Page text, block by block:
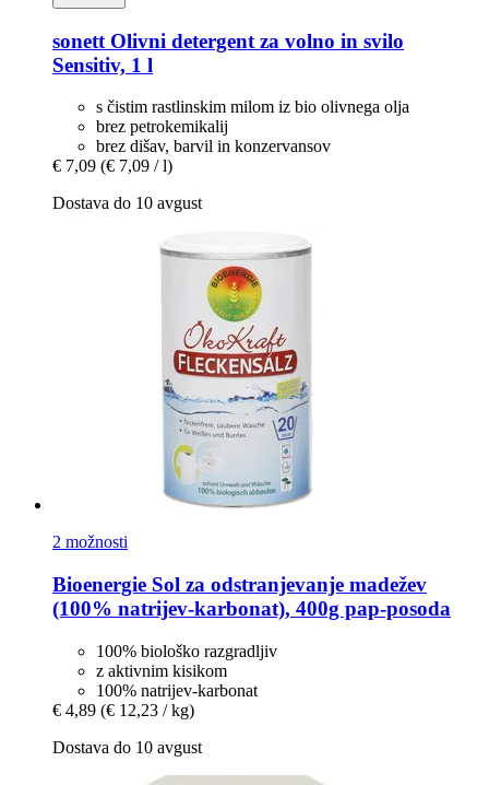
sonett Olivni detergent za volno in svilo
Sensitiv, 1 l
s čistim rastlinskim milom iz bio olivnega olja
brez petrokemikalij
brez dišav, barvil in konzervansov
€ 7,09 (€ 7,09 / l)
Dostava do 10 avgust
2 možnosti
Bioenergie Sol za odstranjevanje madežev
(100% natrijev-​karbonat), 400g pap-​posoda
100% biološko razgradljiv
z aktivnim kisikom
100% natrijev-karbonat
€ 4,89 (€ 12,23 / kg)
Dostava do 10 avgust